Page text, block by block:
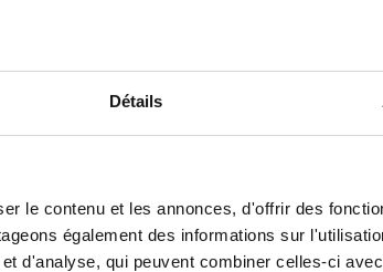
Détails
le contenu et les annonces, d'offrir des
également des informations sur
d'analyse, qui peuvent combiner celles-ci
Laiton DZR CW511L
0,25-25, course 5,5 mm